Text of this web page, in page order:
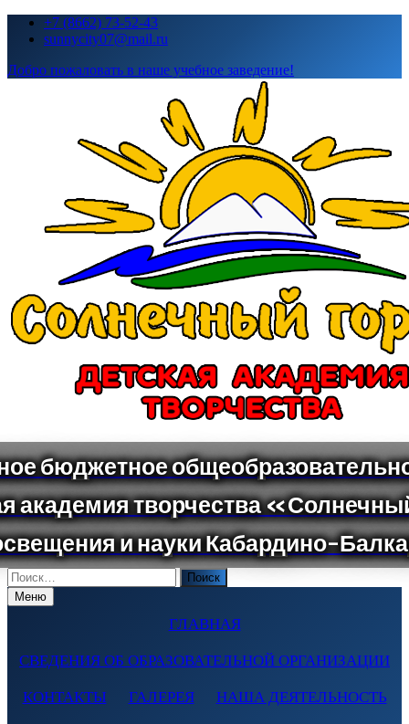
Перейти+7 (8662) 73-52-43
sunnycity07@mail.ru
Добро пожаловать в наше учебное заведение!
Поиск
по:Меню
ГЛАВНАЯ
СВЕДЕНИЯ ОБ ОБРАЗОВАТЕЛЬНОЙ ОРГАНИЗАЦИИ
КОНТАКТЫ ГАЛЕРЕЯ НАША ДЕЯТЕЛЬНОСТЬ